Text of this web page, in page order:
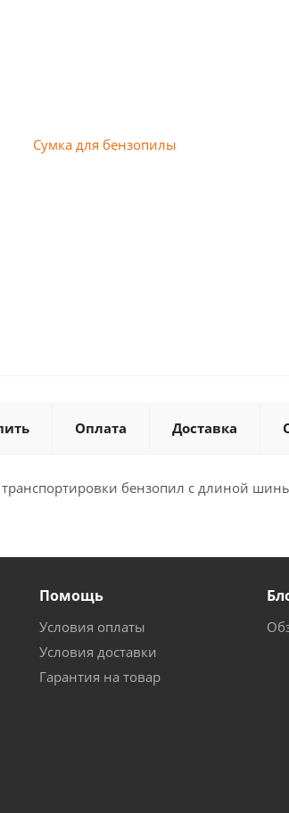
Оплата Доставка
транспортировки бензопил с длиной
Помощь
Условия оплаты
Условия доставки
Гарантия на товар